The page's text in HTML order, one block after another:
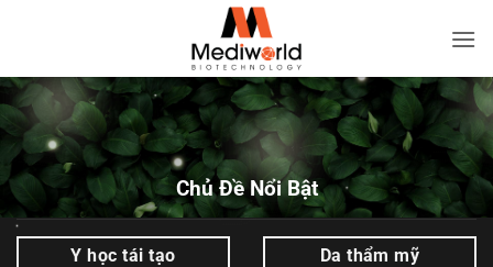
dungPeel
Cream
|
Mediworld
Chủ Đề Nổi Bật
Y học tái tạo Da thẩm mỹ